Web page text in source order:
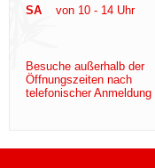
SA
von 10 - 14 Uhr
Besuche außerhalb der
Öffnungszeiten nach
telefonischer Anmeldung